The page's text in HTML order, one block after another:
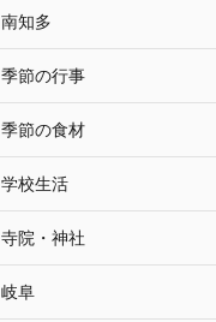
南知多
季節の行事
季節の食材
学校生活
寺院・神社
岐阜